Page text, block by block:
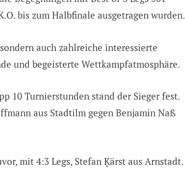
bis zum Halbfinale ausgetragen wurden.
auch zahlreiche interessierte
und begeisterte Wettkampfatmosphäre.
10 Turnierstunden stand der Sieger fest.
aus Stadtilm gegen Benjamin Naß
mit 4:3 Legs, Stefan Ķärst aus Arnstadt.